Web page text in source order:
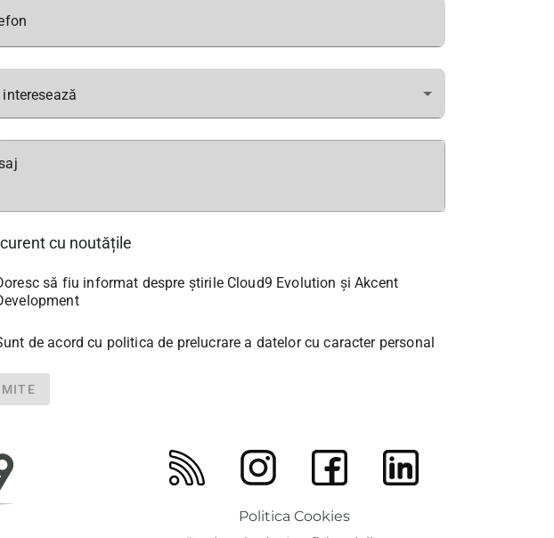
interesează
cu noutățile
să fiu informat despre știrile Cloud9 Evolution și Akcent
de acord cu politica de prelucrare a datelor cu caracter personal
Politica Cookies